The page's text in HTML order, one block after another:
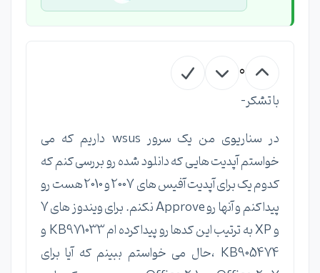
0
با تشکر-
در سناریوی من یک سرور wsus داریم که می
خواستم آپدیت هایی که دانلود شده رو بررسی کنم که
کدوم یک برای آپدیت آفیس های 2007 و 2010 هست رو
پیدا کنم و آنها رو Approve نکنم. برای ویندوز های 7
و XP به ترتیب این کدها رو پیدا کرده ام KB971033 و
KB905474 ،حال می خواستم ببینم که آیا برای